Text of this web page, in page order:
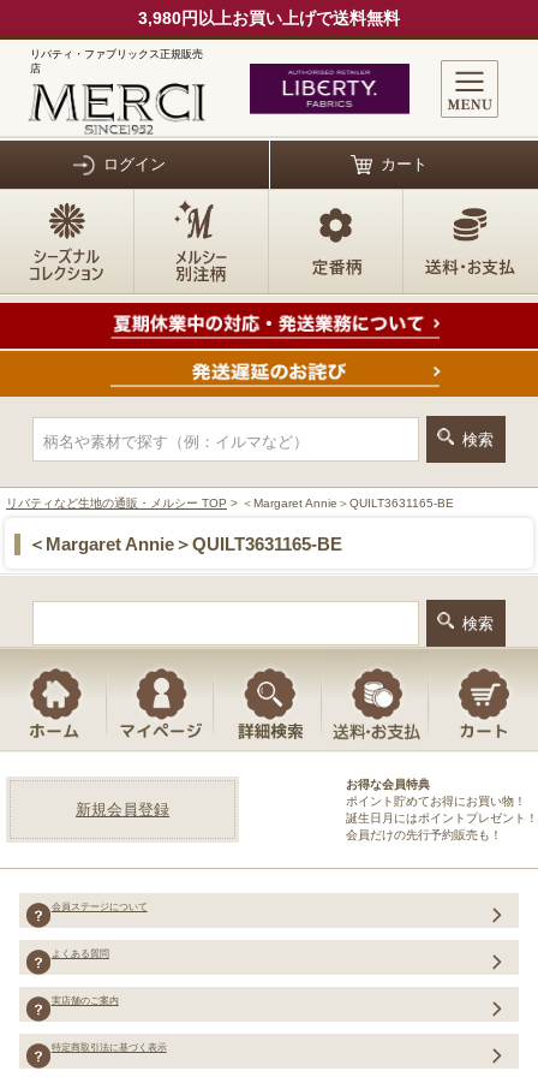
3,980円以上お買い上げで送料無料
リバティ・ファブリックス正規販売
店
ログイン カート
リバティなど生地の通販・メルシー TOP > ＜Margaret Annie＞QUILT3631165-BE
＜Margaret Annie＞QUILT3631165-BE
新規会員登録
お得な会員特典
ポイント貯めてお得にお買い物！
誕生日月にはポイントプレゼント！
会員だけの先行予約販売も！
会員ステージについて
よくある質問
実店舗のご案内
特定商取引法に基づく表示